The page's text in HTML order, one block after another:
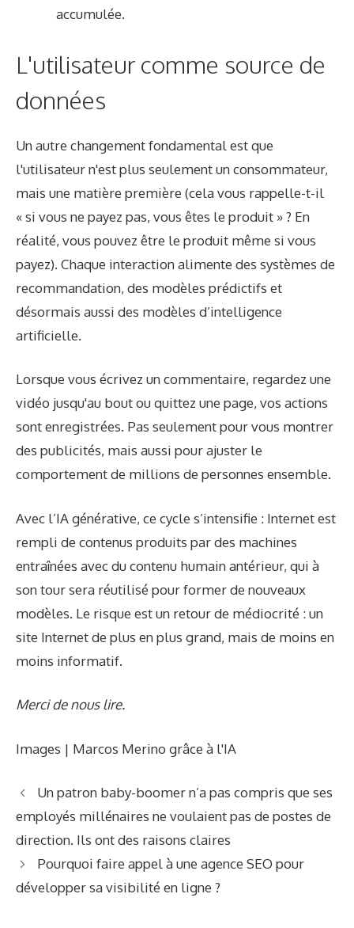
accumulée.
L'utilisateur comme source de
données
Un autre changement fondamental est que
l'utilisateur n'est plus seulement un consommateur,
mais une matière première (cela vous rappelle-t-il
« si vous ne payez pas, vous êtes le produit » ? En
réalité, vous pouvez être le produit même si vous
payez). Chaque interaction alimente des systèmes de
recommandation, des modèles prédictifs et
désormais aussi des modèles d’intelligence
artificielle.
Lorsque vous écrivez un commentaire, regardez une
vidéo jusqu'au bout ou quittez une page, vos actions
sont enregistrées. Pas seulement pour vous montrer
des publicités, mais aussi pour ajuster le
comportement de millions de personnes ensemble.
Avec l’IA générative, ce cycle s’intensifie : Internet est
rempli de contenus produits par des machines
entraînées avec du contenu humain antérieur, qui à
son tour sera réutilisé pour former de nouveaux
modèles. Le risque est un retour de médiocrité : un
site Internet de plus en plus grand, mais de moins en
moins informatif.
Merci de nous lire.
Images | Marcos Merino grâce à l'IA
Un patron baby-boomer n’a pas compris que ses
employés millénaires ne voulaient pas de postes de
direction. Ils ont des raisons claires
Pourquoi faire appel à une agence SEO pour
développer sa visibilité en ligne ?